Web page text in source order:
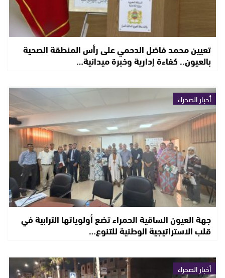
تعيين محمد فاضل الدحمي على رأس المنطقة الصحية
بالعيون.. كفاءة إدارية وخبرة ميدانية…
أخبار الصحراء
جهة العيون الساقية الحمراء تضع أولوياتها الترابية في
قلب الاستراتيجية الوطنية للتنوع…
أخبار الصحراء